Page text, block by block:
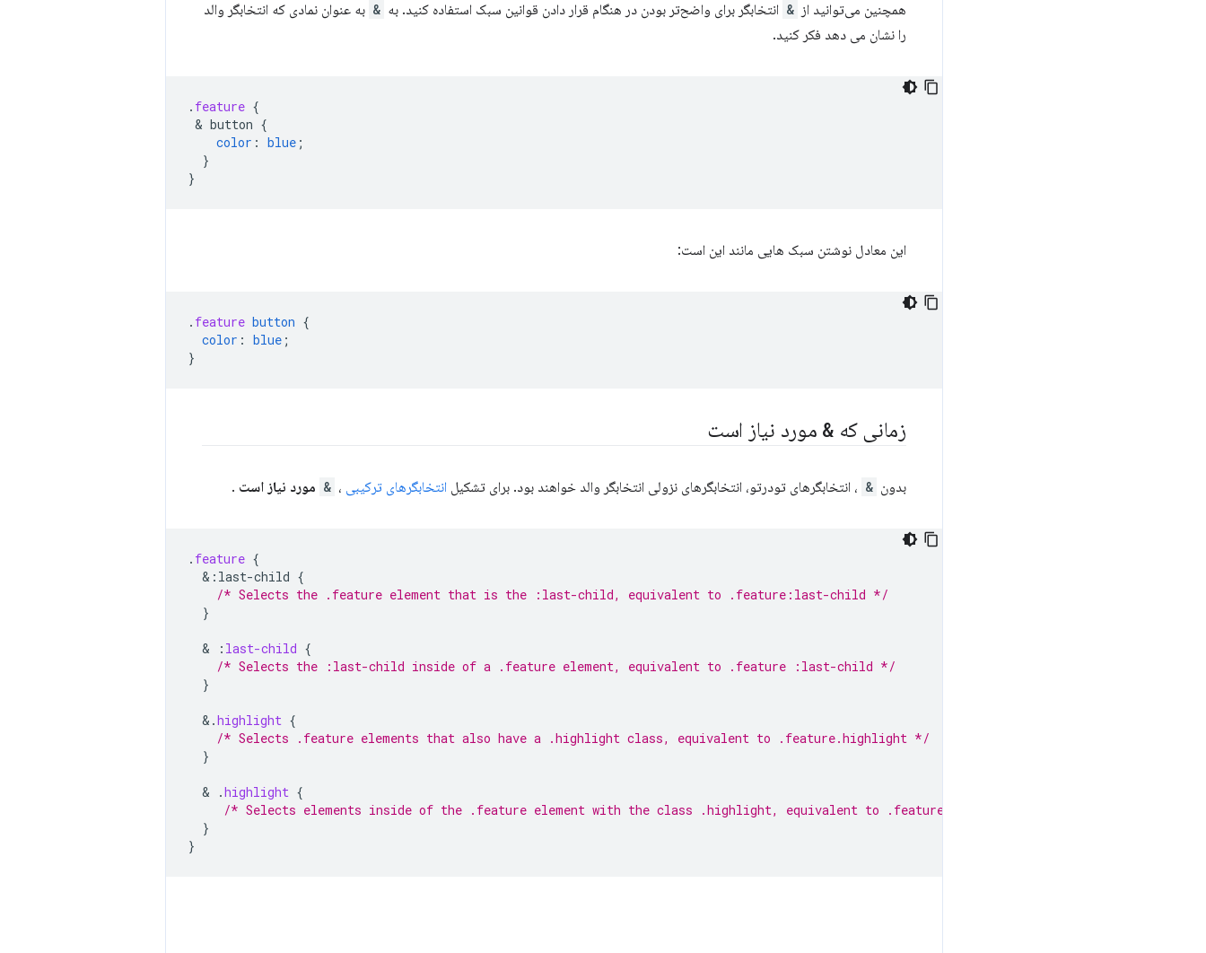
همچنین می‌توانید از & انتخابگر برای واضح‌تر بودن در هنگام قرار دادن قوانین سبک استفاده کنید. به & به عنوان نمادی که انتخابگر والد
را نشان می دهد فکر کنید.
. feature {
& button {
color : blue ;
}
}
این معادل نوشتن سبک هایی مانند این است:
. feature button {
color : blue ;
}
زمانی که & مورد نیاز است
بدون & ، انتخابگرهای تودرتو، انتخابگرهای نزولی انتخابگر والد خواهند بود. برای تشکیل انتخابگرهای ترکیبی ، & مورد نیاز است .
. feature {
& :last-child {
/* Selects the .feature element that is the :last-child, equivalent to .feature:last-child */
}
  &
: last-child {
/* Selects the :last-child inside of a .feature element, equivalent to .feature :last-child */
}
& .highlight {
/* Selects .feature elements that also have a .highlight class, equivalent to .feature.highlight */
}
  &
.highlight {
/* Selects elements inside of the .feature element with the class .highlight, equivalent to .feature .highlight */
}
}